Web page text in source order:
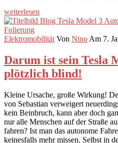
weiterlesen
Elektromobilität Von Nino Am 7.
Darum ist sein Tesla
plötzlich blind!
Kleine Ursache, große Wirkung!
von Sebastian verweigert
kein Beinbruch, kann aber doch
nur alle Menschen auf der Straße
fahren? Ist man das autonome
keinesfalls mehr missen. Selbst in